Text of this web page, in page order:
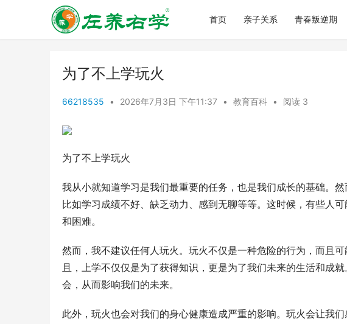
首页 亲子关系 青春叛逆期
为了不上学玩火
66218535 • 2026年7月3日 下午11:37 • 教育百科 • 阅读 3
为了不上学玩火
我从小就知道学习是我们最重要的任务，也是我们成长的基础。
比如学习成绩不好、缺乏动力、感到无聊等等。这时候，有些人
和困难。
然而，我不建议任何人玩火。玩火不仅是一种危险的行为，而且
且，上学不仅仅是为了获得知识，更是为了我们未来的生活和成
会，从而影响我们的未来。
此外，玩火也会对我们的身心健康造成严重的影响。玩火会让我